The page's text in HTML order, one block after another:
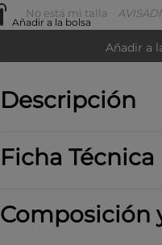
No está mi talla
Añadir a la bolsa
Añadir a
Descripción
Ficha Técnica
Composición